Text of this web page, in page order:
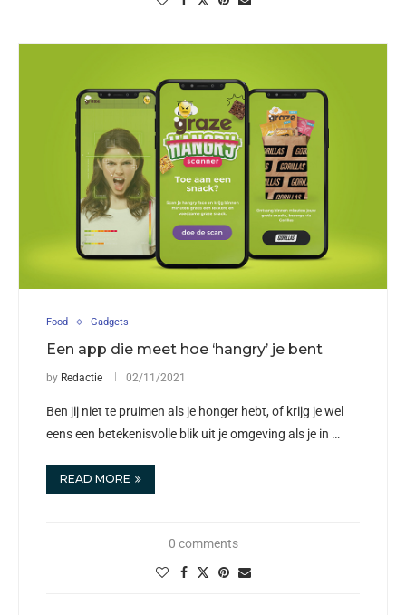
Food Gadgets
Een app die meet hoe ‘hangry’ je bent
by Redactie 02/11/2021
Ben jij niet te pruimen als je honger hebt, of krijg je wel
eens een betekenisvolle blik uit je omgeving als je in …
READ MORE
0 comments